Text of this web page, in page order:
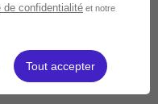
de confidentialité et notre
Tout accepter